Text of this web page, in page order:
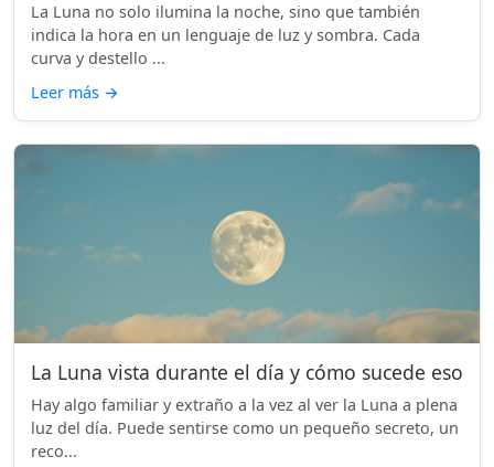
La Luna no solo ilumina la noche, sino que también
indica la hora en un lenguaje de luz y sombra. Cada
curva y destello ...
Leer más →
La Luna vista durante el día y cómo sucede eso
Hay algo familiar y extraño a la vez al ver la Luna a plena
luz del día. Puede sentirse como un pequeño secreto, un
reco...